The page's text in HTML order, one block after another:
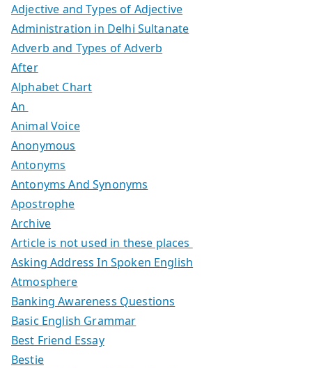
Adjective and Types of Adjective
Administration in Delhi Sultanate
Adverb and Types of Adverb
After
Alphabet Chart
An
Animal Voice
Anonymous
Antonyms
Antonyms And Synonyms
Apostrophe
Archive
Article is not used in these places
Asking Address In Spoken English
Atmosphere
Banking Awareness Questions
Basic English Grammar
Best Friend Essay
Bestie